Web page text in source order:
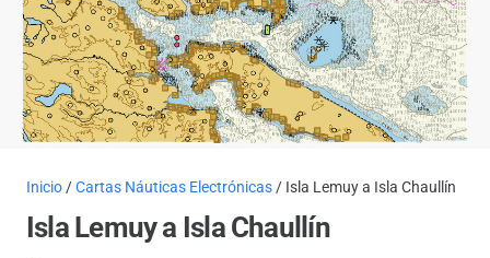
Inicio /Cartas Náuticas Electrónicas / Isla Lemuy a Isla Chaullín
Isla Lemuy a Isla Chaullín